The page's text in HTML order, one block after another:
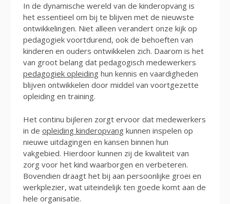
In de dynamische wereld van de kinderopvang is
het essentieel om bij te blijven met de nieuwste
ontwikkelingen. Niet alleen verandert onze kijk op
pedagogiek voortdurend, ook de behoeften van
kinderen en ouders ontwikkelen zich. Daarom is het
van groot belang dat pedagogisch medewerkers
pedagogiek opleiding hun kennis en vaardigheden
blijven ontwikkelen door middel van voortgezette
opleiding en training.
Het continu bijleren zorgt ervoor dat medewerkers
in de opleiding kinderopvang kunnen inspelen op
nieuwe uitdagingen en kansen binnen hun
vakgebied. Hierdoor kunnen zij de kwaliteit van
zorg voor het kind waarborgen en verbeteren.
Bovendien draagt het bij aan persoonlijke groei en
werkplezier, wat uiteindelijk ten goede komt aan de
hele organisatie.